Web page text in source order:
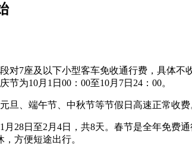
7座及以下小型客车免收通行费，具体不
节为10月1日00：00至10月7日24：00。
旦、端午节、中秋节等节假日高速正常收费
28日至2月4日，共8天。春节是全年免
方便短途出行。